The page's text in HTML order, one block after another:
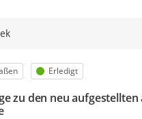
Status
Erledigt
zu den neu